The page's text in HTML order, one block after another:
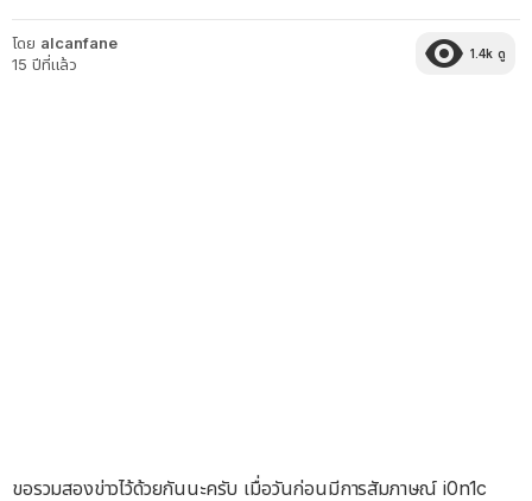
โดย alcanfane
15 ปีที่แล้ว
1.4k ดู
ขอรวมสองข่าวไว้ด้วยกันนะครับ เมื่อวันก่อนมีการสัมภาษณ์ i0n1c